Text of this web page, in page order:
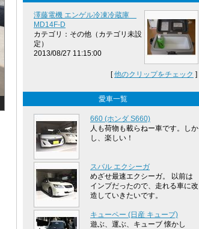
澤藤電機 エンゲル冷凍冷蔵庫
MD14F-D
カテゴリ：その他（カテゴリ未設
定）
2013/08/27 11:15:00
[他のクリップをチェック ]
愛車一覧
660 (ホンダ S660)
人も荷物も載らねー車です。しか
し、楽しい！
スバル エクシーガ
めざせ最速エクシーガ。 以前は
インプだったので、走れる車に改
造していきたいです。
キューペー (日産 キューブ)
遊ぶ、運ぶ、キューブ 懐かし